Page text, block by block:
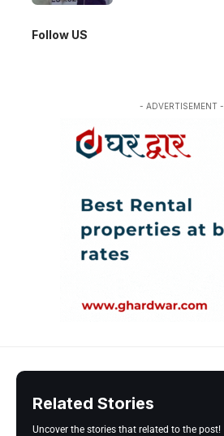
Follow US
- ADVERTISEMENT -
Related Stories
Uncover the stories that related to the post!